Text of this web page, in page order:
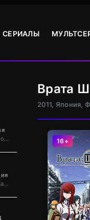
СЕРИАЛЫ
Укр. Проф. багатоголосий
StudioBand
Врата
2011, Япония,
16+